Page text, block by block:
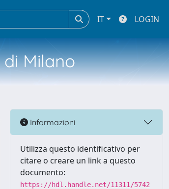
IT LOGIN
Milano
Informazioni
Utilizza questo identificativo per
citare o creare un link a questo
documento:
https://hdl.handle.net/11311/5742